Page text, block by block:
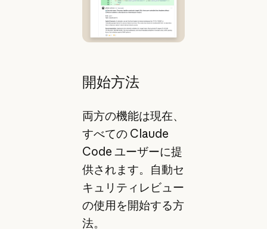
開始方法
両方の機能は現在、
すべての Claude
Code ユーザーに提
供されます。自動セ
キュリティレビュー
の使用を開始する方
法。